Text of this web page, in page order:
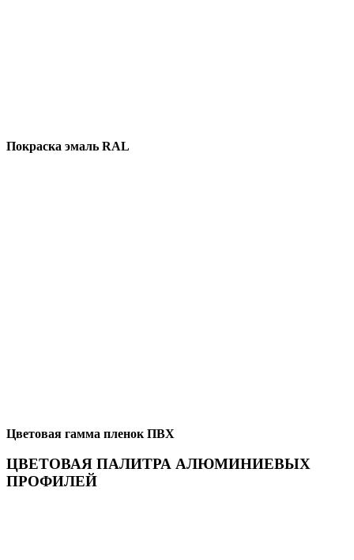
Покраска эмаль RAL
Цветовая гамма пленок ПВХ
ЦВЕТОВАЯ ПАЛИТРА АЛЮМИНИЕВЫХ
ПРОФИЛЕЙ